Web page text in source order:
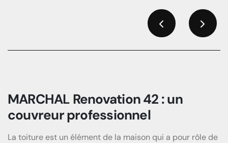
MARCHAL Renovation 42 : un
couvreur professionnel
La toiture est un élément de la maison qui a pour rôle de